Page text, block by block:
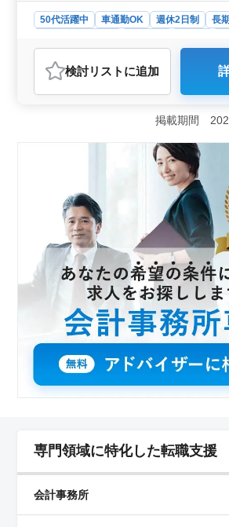
50代活躍中 車通勤OK 週休2日制
長期
会計事務所
おすすめポイント
＜中高年の活躍と経験者優遇＞ 当社
躍しやすい環境を整えています。特に
務経験者を歓迎し、経験豊富なシニア
募をお待ちしています。また、50代以
方々も即戦力として期待しており、そ
かして活躍していただけます。 ＜
＞ 税務会計事務所での業務をお任せ
への訪問業務や資料の収集・書類作成
す。残業は繁忙期以外はほとんどなく
が整っています。マイカーまたは社用
問業務が可能で、通勤も便利です。
生＞ 年収は400万円から550万円で、
給されます。さらに、賞与は年2回支給
入を得ることができます。福利厚生も
やすい環境が整っています。
検討リスト に追加
掲載期間
専門領域に特化した転職支援
会計事務所